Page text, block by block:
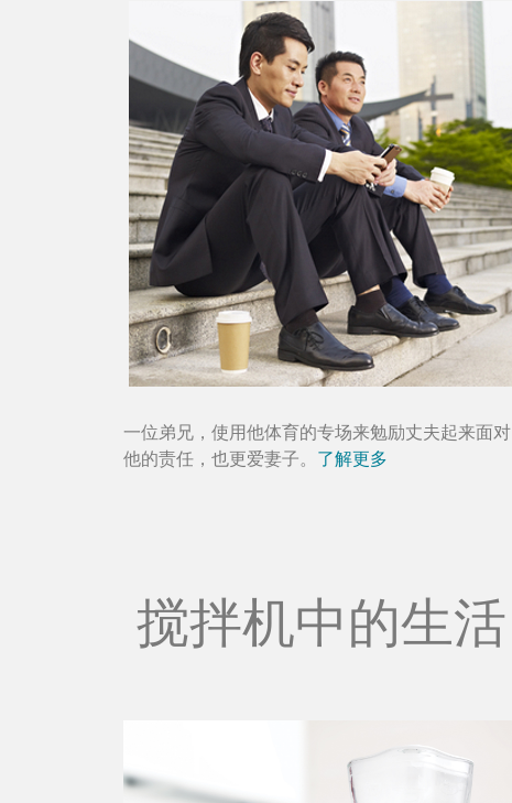
一位弟兄，使用他体育的专场来勉励丈夫起来面对
他的责任，也更爱妻子。 了解更多
搅拌机中的生活